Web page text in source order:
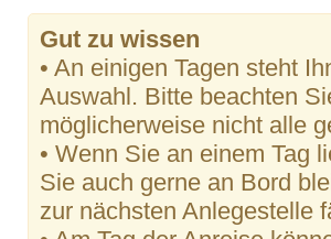
Gut zu wissen
• An einigen Tagen steht
Auswahl. Bitte beachten
möglicherweise nicht alle
• Wenn Sie an einem Tag
Sie auch gerne an Bord
zur nächsten Anlegestelle